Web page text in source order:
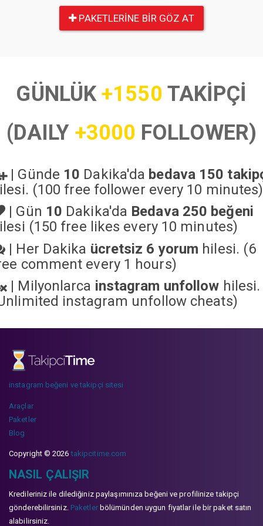
PAKETLERINE BIR GÖZ AT
GÜNLÜK+1550 TAKİPÇİ
(DAILY +3000 FOLLOWER)
| Günde 10 Dakika'da bedava 150
(100 free follower every 10 minutes)
| Gün 10 Dakika'da Bedava 250 beğeni
(150 free likes every 10 minutes)
| Her Dakika ücretsiz 6 yorum hilesi. (6
comment every 1 hours)
| Milyonlarca instagram unfollow hilesi.
instagram unfollow cheats)
instagram beğeni ve takipçi sitesi
Araçlar
Paketler
Blog
Copyright © 2026takipcitime.com
NASIL ÇALIŞIR
Kredileriniz ile dilediğiniz paylaşımınıza beğeni ve profilinize takipçi
gönderebilirsiniz. Paketlerbölümünden uygun fiyatlar ile bir paket satın
alabilirsiniz.